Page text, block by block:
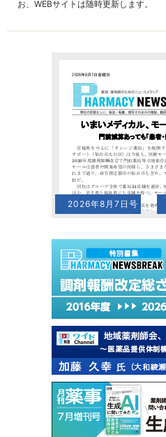
お、WEBサイトは随時更新します。
2026年8月7日号